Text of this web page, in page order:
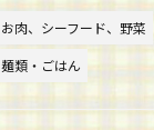
お肉、シーフード、野菜
麺類・ごはん